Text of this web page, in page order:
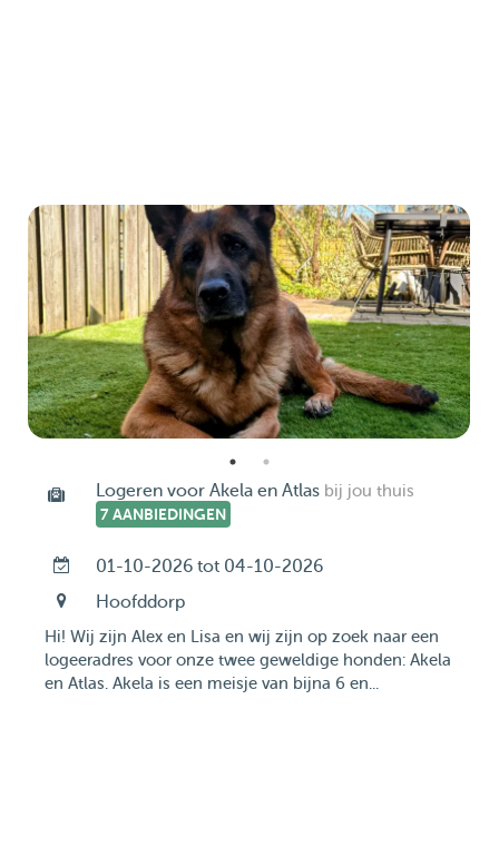
Logeren voor Akela en Atlas bij jou thuis
7 AANBIEDINGEN
01-10-2026 tot 04-10-2026
Hoofddorp
Hi! Wij zijn Alex en Lisa en wij zijn op zoek naar een
logeeradres voor onze twee geweldige honden: Akela
en Atlas. Akela is een meisje van bijna 6 en...